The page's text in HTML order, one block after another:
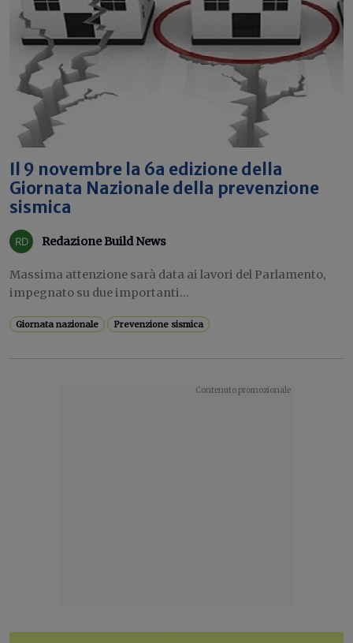
Il 9 novembre la 6a edizione della
Giornata Nazionale della prevenzione
sismica
Redazione Build News
Massima attenzione sarà data ai lavori del Parlamento,
impegnato su due importanti...
Giornata nazionale Prevenzione sismica